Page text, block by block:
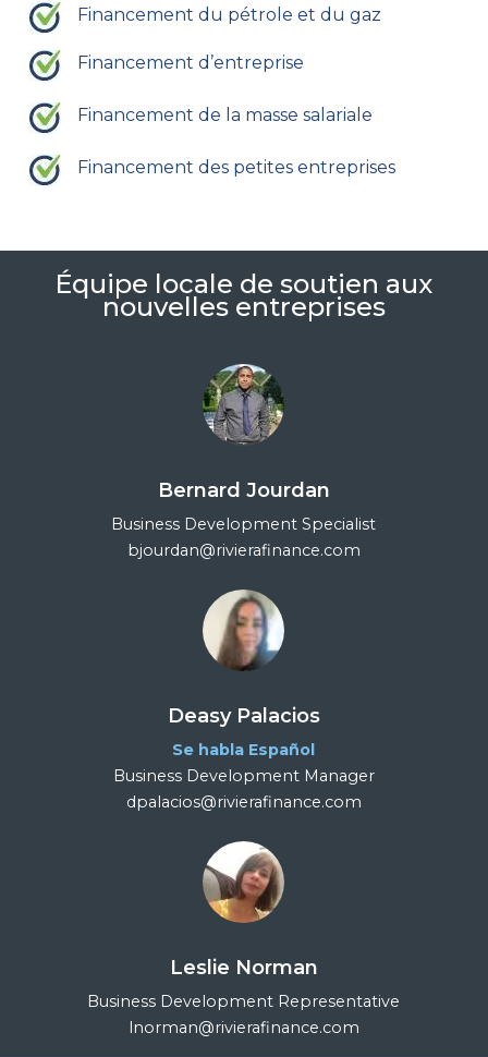
Financement du pétrole et du gaz
Financement d’entreprise
Financement de la masse salariale
Financement des petites entreprises
Équipe locale de soutien aux
nouvelles entreprises
Bernard Jourdan
Business Development Specialist
bjourdan@rivierafinance.com
Deasy Palacios
Se habla Español
Business Development Manager
dpalacios@rivierafinance.com
Leslie Norman
Business Development Representative
lnorman@rivierafinance.com